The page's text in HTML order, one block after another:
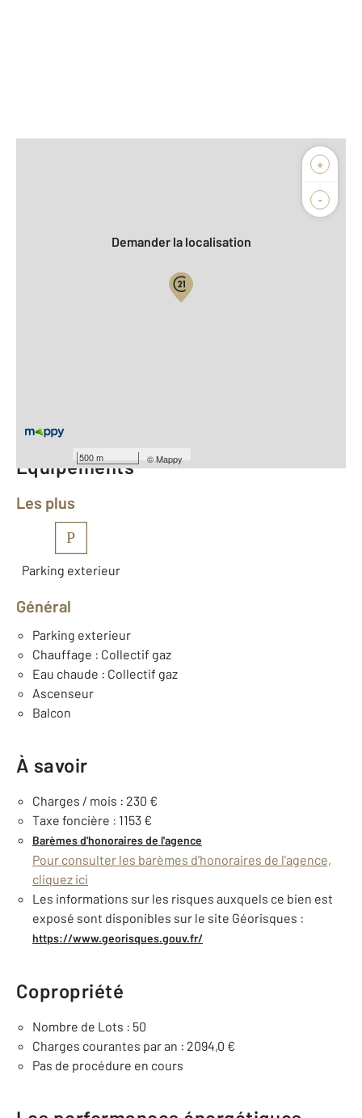
+
-
500 m ©Mappy
Biens vendus
Demander la localisation
Équipements
Les plus
P
Parking exterieur
Général
Parking exterieur
Chauffage : Collectif gaz
Eau chaude : Collectif gaz
Ascenseur
Balcon
À savoir
Charges / mois : 230 €
Taxe foncière : 1153 €
Barèmes d'honoraires de l'agence
Pour consulter les barèmes d'honoraires de l'agence,
cliquez ici
Les informations sur les risques auxquels ce bien est
exposé sont disponibles sur le site Géorisques :
https://www.georisques.gouv.fr/
Copropriété
Nombre de Lots : 50
Charges courantes par an : 2094,0 €
Pas de procédure en cours